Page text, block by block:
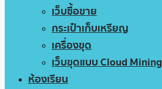
เว็บซื้อขาย
กระเป๋าเก็บเหรียญ
เครื่องขุด
เว็บขุดแบบ Cloud Mining
ห้องเรียน